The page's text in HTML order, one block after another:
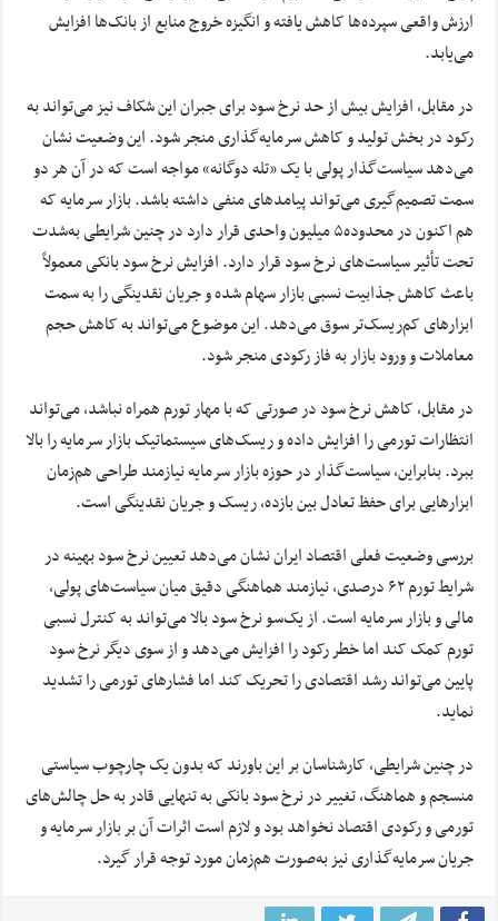
ارزش واقعی سپرده‌ها کاهش یافته و انگیزه خروج منابع از بانک‌ها افزایش
می‌یابد.
در مقابل، افزایش بیش از حد نرخ سود برای جبران این شکاف نیز می‌تواند به
رکود در بخش تولید و کاهش سرمایه‌گذاری منجر شود. این وضعیت نشان
می‌دهد سیاست‌گذار پولی با یک «تله دوگانه» مواجه است که در آن هر دو
سمت تصمیم‌گیری می‌تواند پیامدهای منفی داشته باشد. بازار سرمایه که
هم اکنون در محدوده۵ میلیون واحدی قرار دارد در چنین شرایطی به‌شدت
تحت تأثیر سیاست‌های نرخ سود قرار دارد. افزایش نرخ سود بانکی معمولاً
باعث کاهش جذابیت نسبی بازار سهام شده و جریان نقدینگی را به سمت
ابزارهای کم‌ریسک‌تر سوق می‌دهد. این موضوع می‌تواند به کاهش حجم
معاملات و ورود بازار به فاز رکودی منجر شود.
در مقابل، کاهش نرخ سود در صورتی که با مهار تورم همراه نباشد، می‌تواند
انتظارات تورمی را افزایش داده و ریسک‌های سیستماتیک بازار سرمایه را بالا
ببرد. بنابراین، سیاست‌گذار در حوزه بازار سرمایه نیازمند طراحی هم‌زمان
ابزارهایی برای حفظ تعادل بین بازده، ریسک و جریان نقدینگی است.
بررسی وضعیت فعلی اقتصاد ایران نشان می‌دهد تعیین نرخ سود بهینه در
شرایط تورم ۶۲ درصدی، نیازمند هماهنگی دقیق میان سیاست‌های پولی،
مالی و بازار سرمایه است. از یک‌سو نرخ سود بالا می‌تواند به کنترل نسبی
تورم کمک کند اما خطر رکود را افزایش می‌دهد و از سوی دیگر نرخ سود
پایین می‌تواند رشد اقتصادی را تحریک کند اما فشارهای تورمی را تشدید
نماید.
در چنین شرایطی، کارشناسان بر این باورند که بدون یک چارچوب سیاستی
منسجم و هماهنگ، تغییر در نرخ سود بانکی به تنهایی قادر به حل چالش‌های
تورمی و رکودی اقتصاد نخواهد بود و لازم است اثرات آن بر بازار سرمایه و
جریان سرمایه‌گذاری نیز به‌صورت هم‌زمان مورد توجه قرار گیرد.